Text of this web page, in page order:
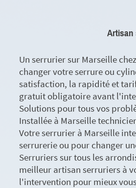
Artisan
Un serrurier sur Marseille
changer votre serrure ou
satisfaction, la rapidité et
gratuit obligatoire avant
Solutions pour tous vos
Installée à Marseille
Votre serrurier à Marseille
serrurerie ou pour changer
Serruriers sur tous les
meilleur artisan serruriers à
l'intervention pour mieux